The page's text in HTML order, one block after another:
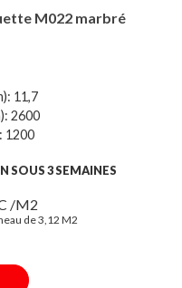
M022 marbré
11,7
2600
1200
SOUS 3 SEMAINES
/M2
de 3,12 M2